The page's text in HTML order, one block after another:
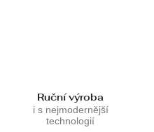
Ruční výroba
i s nejmodernější
technologií